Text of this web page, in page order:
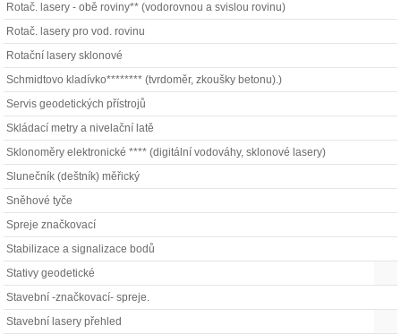
Rotač. lasery - obě roviny** (vodorovnou a svislou rovinu)
Rotač. lasery pro vod. rovinu
Rotační lasery sklonové
Schmidtovo kladívko******** (tvrdoměr, zkoušky betonu).)
Servis geodetických přístrojů
Skládací metry a nivelační latě
Sklonoměry elektronické **** (digitální vodováhy, sklonové lasery)
Slunečník (deštník) měřický
Sněhové tyče
Spreje značkovací
Stabilizace a signalizace bodů
Stativy geodetické
Stavební -značkovací- spreje.
Stavební lasery přehled